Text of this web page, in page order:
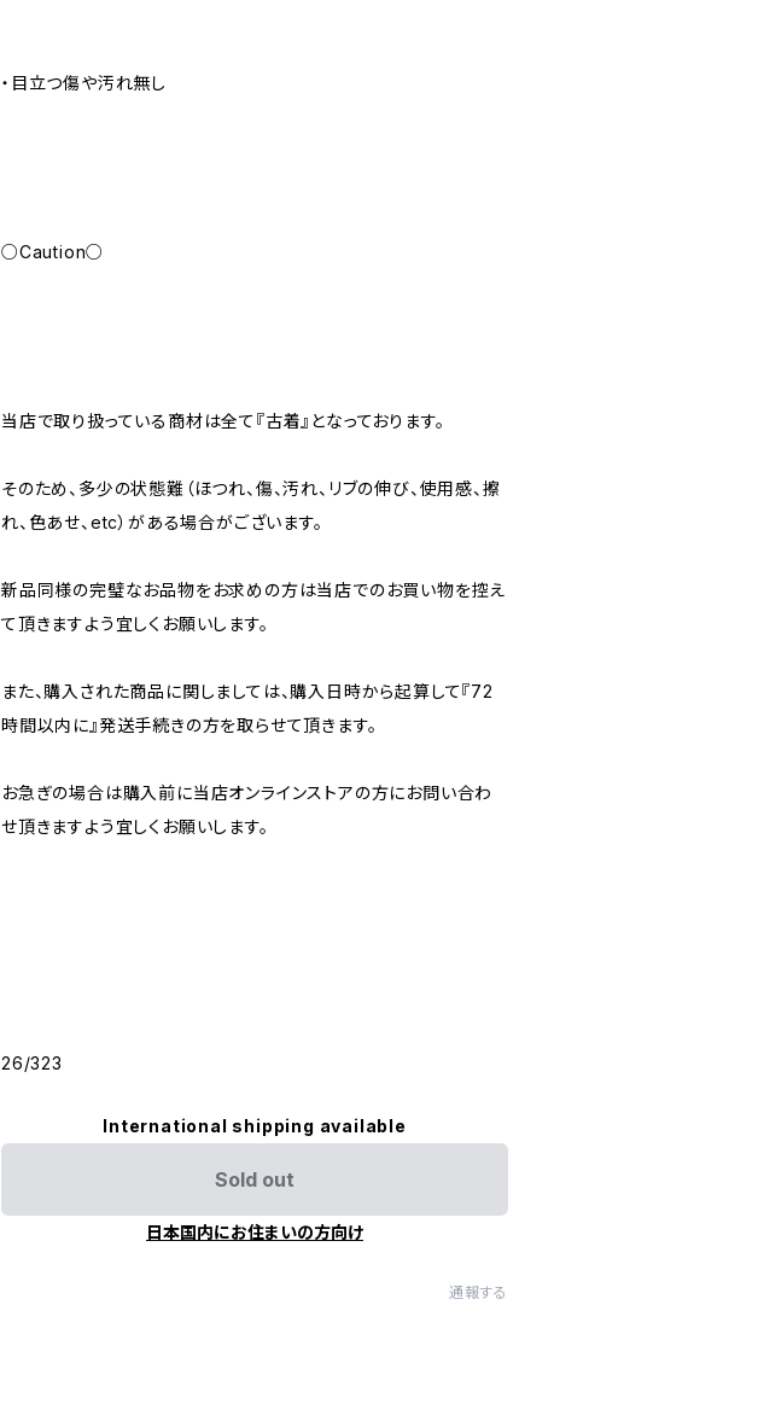
・目立つ傷や汚れ無し
○Caution○
当店で取り扱っている商材は全て『古着』となっております。
そのため、多少の状態難（ほつれ、傷、汚れ、リブの伸び、使用感、擦
れ、色あせ、etc）がある場合がございます。
新品同様の完璧なお品物をお求めの方は当店でのお買い物を控え
て頂きますよう宜しくお願いします。
また、購入された商品に関しましては、購入日時から起算して『72
時間以内に』発送手続きの方を取らせて頂きます。
お急ぎの場合は購入前に当店オンラインストアの方にお問い合わ
せ頂きますよう宜しくお願いします。
26/323
International shipping available
Sold out
日本国内にお住まいの方向け
通報する